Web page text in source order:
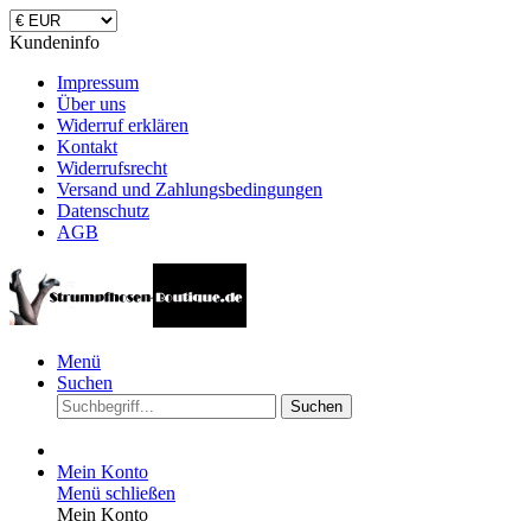
Kundeninfo
Impressum
Über uns
Widerruf erklären
Kontakt
Widerrufsrecht
Versand und Zahlungsbedingungen
Datenschutz
AGB
Menü
Suchen
Suchen
Mein Konto
Menü schließen
Mein Konto